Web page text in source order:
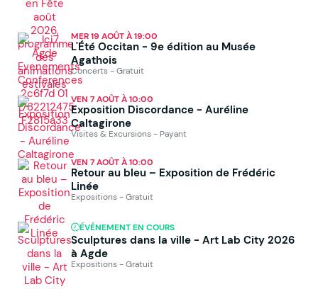
MER 19 AOÛT À 19:00
L'Été Occitan - 9e édition au Musée
Agathois
Concerts - Gratuit
VEN 7 AOÛT À 10:00
Exposition Discordance - Auréline
Caltagirone
Visites & Excursions - Payant
VEN 7 AOÛT À 10:00
Retour au bleu – Exposition de Frédéric
Linée
Expositions - Gratuit
ÉVÉNEMENT EN COURS
Sculptures dans la ville - Art Lab City 2026
à Agde
Expositions - Gratuit